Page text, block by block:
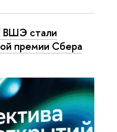
ВШЭ стали
премии Сбера